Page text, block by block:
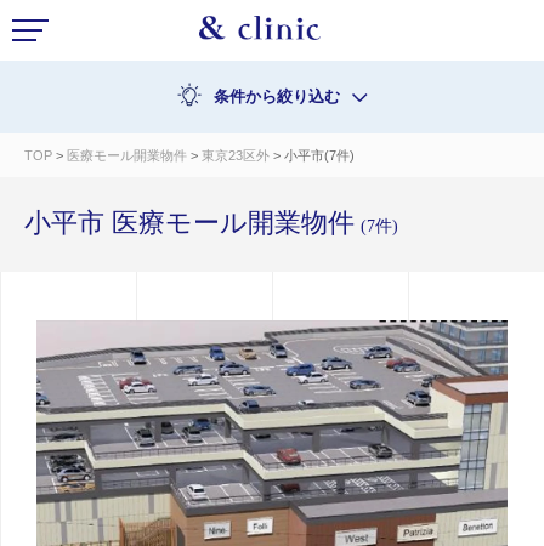
条件から絞り込む
TOP > 医療モール開業物件 > 東京23区外 > 小平市(7件)
小平市 医療モール開業物件 (7件)